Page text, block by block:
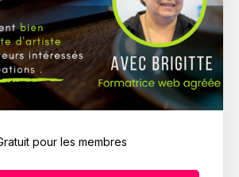
pour les membres